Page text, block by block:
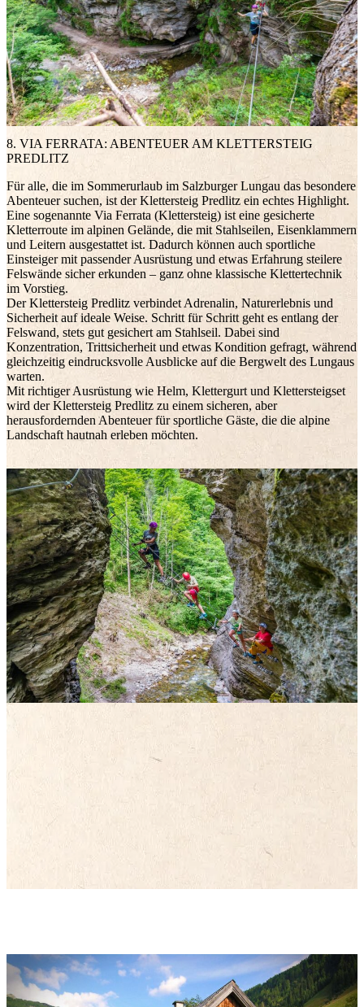
8. VIA FERRATA: ABENTEUER AM KLETTERSTEIG
PREDLITZ
Für alle, die im Sommerurlaub im Salzburger Lungau das besondere
Abenteuer suchen, ist der Klettersteig Predlitz ein echtes Highlight.
Eine sogenannte Via Ferrata (Klettersteig) ist eine gesicherte
Kletterroute im alpinen Gelände, die mit Stahlseilen, Eisenklammern
und Leitern ausgestattet ist. Dadurch können auch sportliche
Einsteiger mit passender Ausrüstung und etwas Erfahrung steilere
Felswände sicher erkunden – ganz ohne klassische Klettertechnik
im Vorstieg.
Der Klettersteig Predlitz verbindet Adrenalin, Naturerlebnis und
Sicherheit auf ideale Weise. Schritt für Schritt geht es entlang der
Felswand, stets gut gesichert am Stahlseil. Dabei sind
Konzentration, Trittsicherheit und etwas Kondition gefragt, während
gleichzeitig eindrucksvolle Ausblicke auf die Bergwelt des Lungaus
warten.
Mit richtiger Ausrüstung wie Helm, Klettergurt und Klettersteigset
wird der Klettersteig Predlitz zu einem sicheren, aber
herausfordernden Abenteuer für sportliche Gäste, die die alpine
Landschaft hautnah erleben möchten.